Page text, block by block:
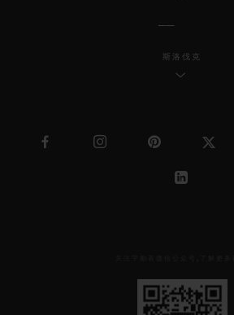
斯洛伐克
见
下
方